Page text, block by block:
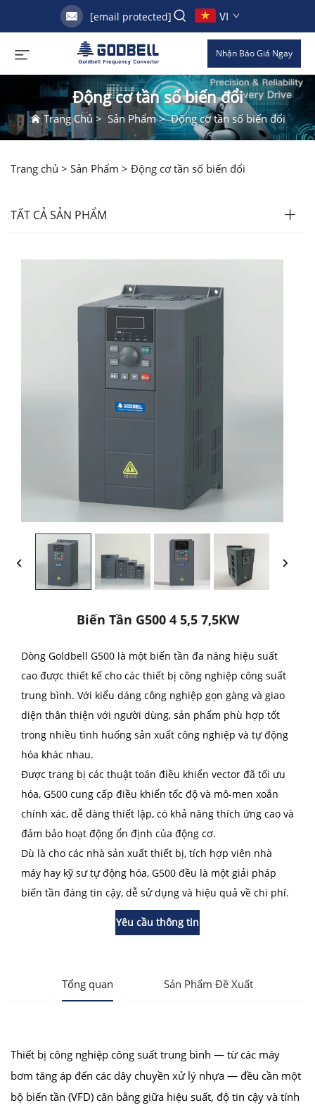
[email protected] VI
Nhận Báo Giá Ngay
Động cơ tần số biến đổi
Trang Chủ>Sản Phẩm>Động cơ tần số biến đổi
Trang chủ > Sản Phẩm > Động cơ tần số biến đổi
TẤT CẢ SẢN PHẨM
Biến Tần G500 4 5,5 7,5KW
Dòng Goldbell G500 là một biến tần đa năng hiệu suất
cao được thiết kế cho các thiết bị công nghiệp công suất
trung bình. Với kiểu dáng công nghiệp gọn gàng và giao
diện thân thiện với người dùng, sản phẩm phù hợp tốt
trong nhiều tình huống sản xuất công nghiệp và tự động
hóa khác nhau.
Được trang bị các thuật toán điều khiển vector đã tối ưu
hóa, G500 cung cấp điều khiển tốc độ và mô-men xoắn
chính xác, dễ dàng thiết lập, có khả năng thích ứng cao và
đảm bảo hoạt động ổn định của động cơ.
Dù là cho các nhà sản xuất thiết bị, tích hợp viên nhà
máy hay kỹ sư tự động hóa, G500 đều là một giải pháp
biến tần đáng tin cậy, dễ sử dụng và hiệu quả về chi phí.
Yêu cầu thông tin
Tổng quan Sản Phẩm Đề Xuất
Thiết bị công nghiệp công suất trung bình — từ các máy
bơm tăng áp đến các dây chuyền xử lý nhựa — đều cần một
bộ biến tần (VFD) cân bằng giữa hiệu suất, độ tin cậy và tính